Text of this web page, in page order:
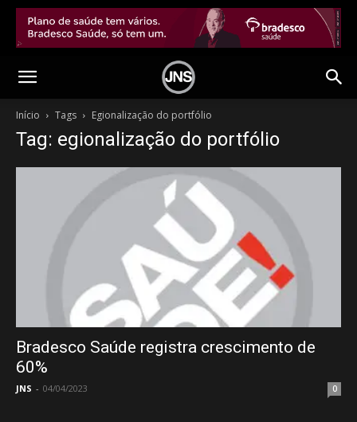
Início Tags Egionalização do portfólio
Tag: egionalização do portfólio
Bradesco Saúde registra crescimento de
60%
JNS - 04/04/2023 0